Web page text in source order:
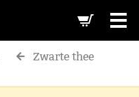
Zwarte thee